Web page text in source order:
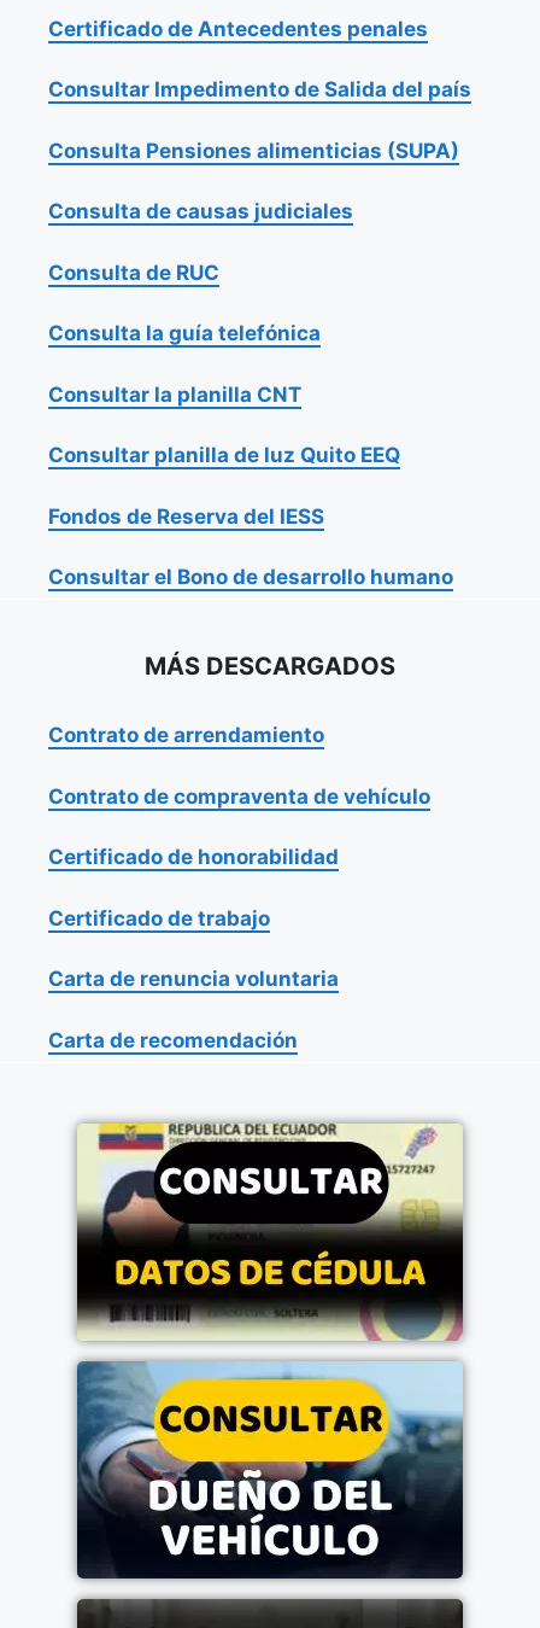
Certificado de Antecedentes penales
Consultar Impedimento de Salida del país
Consulta Pensiones alimenticias (SUPA)
Consulta de causas judiciales
Consulta de RUC
Consulta la guía telefónica
Consultar la planilla CNT
Consultar planilla de luz Quito EEQ
Fondos de Reserva del IESS
Consultar el Bono de desarrollo humano
MÁS DESCARGADOS
Contrato de arrendamiento
Contrato de compraventa de vehículo
Certificado de honorabilidad
Certificado de trabajo
Carta de renuncia voluntaria
Carta de recomendación